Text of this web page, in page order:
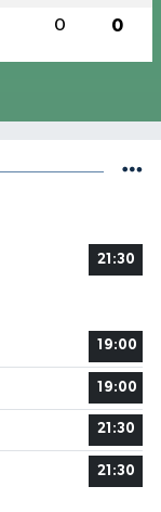
0 0
21:30
19:00
19:00
21:30
21:30